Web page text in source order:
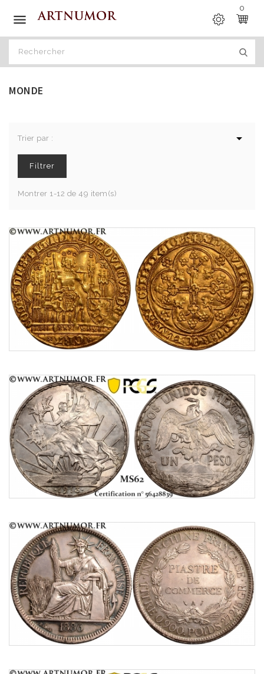

0
MONDE
Trier par : 
Filtrer
Montrer 1-12 de 49 item(s)